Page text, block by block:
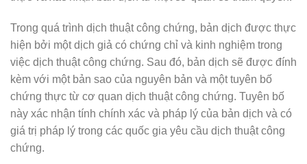
Trong quá trình dịch thuật công chứng, bản dịch được thực
hiện bởi một dịch giả có chứng chỉ và kinh nghiệm trong
việc dịch thuật công chứng. Sau đó, bản dịch sẽ được đính
kèm với một bản sao của nguyên bản và một tuyên bố
chứng thực từ cơ quan dịch thuật công chứng. Tuyên bố
này xác nhận tính chính xác và pháp lý của bản dịch và có
giá trị pháp lý trong các quốc gia yêu cầu dịch thuật công
chứng.